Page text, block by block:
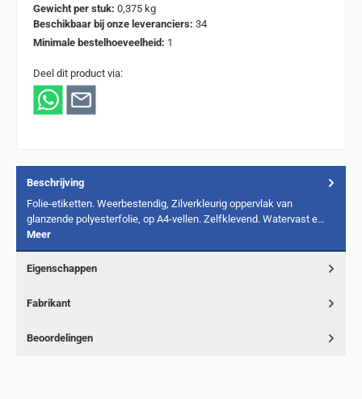
Gewicht per stuk: 0,375 kg
Beschikbaar bij onze leveranciers: 34
Minimale bestelhoeveelheid: 1
Deel dit product via:
Beschrijving
Folie-etiketten. Weerbestendig, Zilverkleurig oppervlak van
glanzende polyesterfolie, op A4-vellen. Zelfklevend. Watervast e…
Meer
Eigenschappen
Fabrikant
Beoordelingen